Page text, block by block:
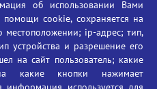
университет
И.Г. Петровского
об использовании Вами
cookie, сохраняется на
ip-адрес; тип,
устройства и разрешение его
на сайт пользователь; какие
какие кнопки нажимает